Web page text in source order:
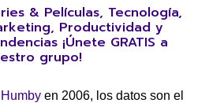
& Películas, Tecnología,
Productividad y
¡Únete GRATIS a
grupo!
en 2006, los datos son el